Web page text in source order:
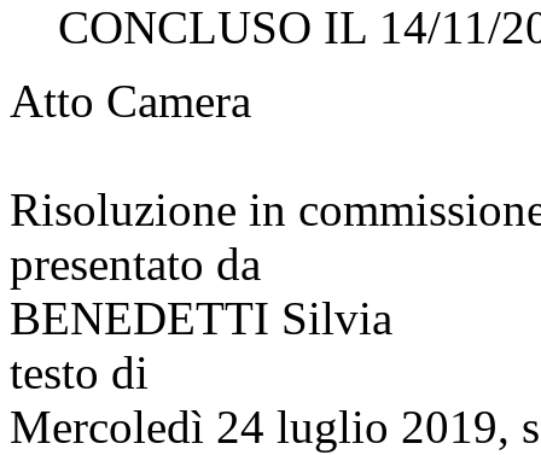
CONCLUSO IL 14/11/
Atto Camera
Risoluzione in
presentato da
BENEDETTI Silvia
testo di
Mercoledì 24 luglio 2019,